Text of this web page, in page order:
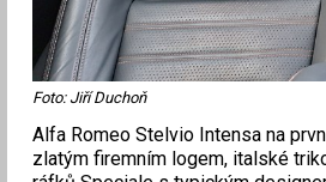
Foto: Jiří Duchoň
Alfa Romeo Stelvio Intensa na
zlatým firemním logem, italské